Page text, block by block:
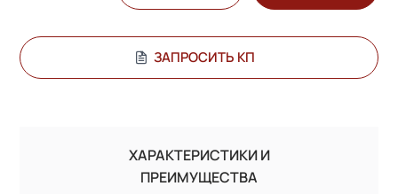
ЗАПРОСИТЬ КП
ХАРАКТЕРИСТИКИ И
ПРЕИМУЩЕСТВА